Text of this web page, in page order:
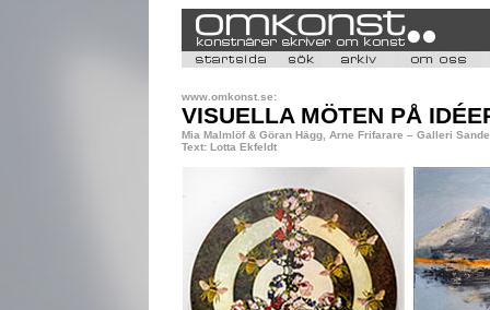
www.omkonst.se:
VISUELLA MÖTEN PÅ
Mia Malmlöf & Göran Hägg, Arne Frifarare – Galleri
Text: Lotta Ekfeldt